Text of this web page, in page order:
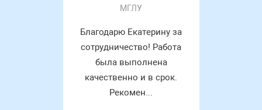
МГЛУ
Благодарю Екатерину за
сотрудничество! Работа
была выполнена
качественно и в срок.
Рекомен...